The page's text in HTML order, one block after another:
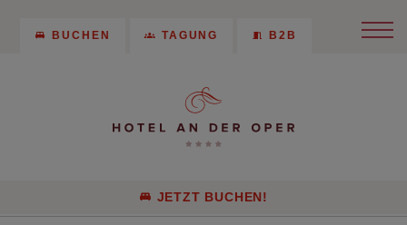
BUCHEN TAGUNG B2B
JETZT BUCHEN!